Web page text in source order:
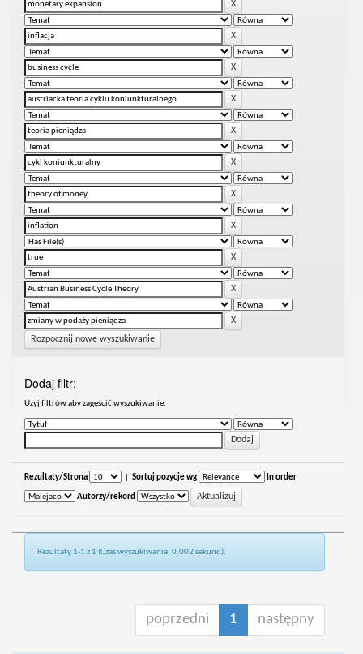
Rozpocznij nowe wyszukiwanie
Dodaj filtr:
Uzyj filtrów aby zagęścić wyszukiwanie.
Rezultaty/Strona Sortuj pozycje wg In order
Autorzy/rekord
Rezultaty 1-1 z 1 (Czas wyszukiwania: 0.002 sekund).
poprzedni 1 następny